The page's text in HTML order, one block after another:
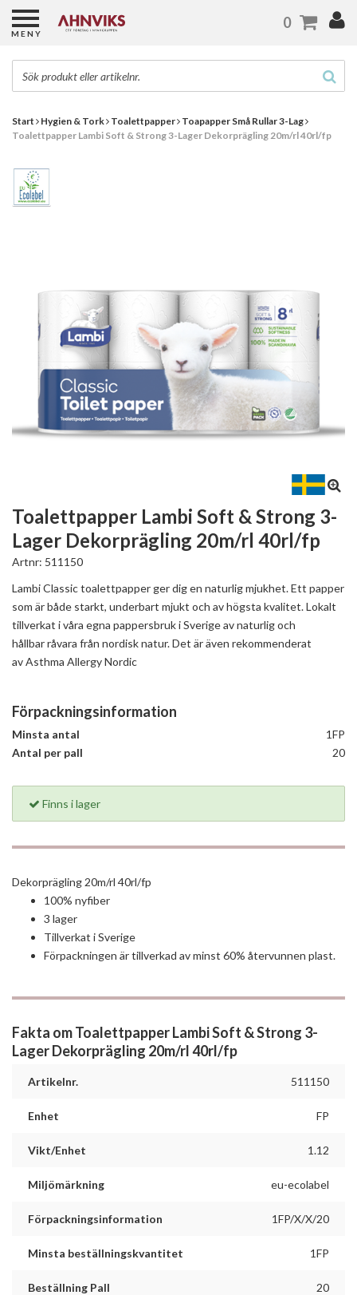
Start Hygien & Tork Toalettpapper Toapapper Små Rullar 3-Lag
Toalettpapper Lambi Soft & Strong 3-Lager Dekorprägling 20m/rl 40rl/fp
Toalettpapper Lambi Soft & Strong 3-
Lager Dekorprägling 20m/rl 40rl/fp
Artnr: 511150
Lambi Classic toalettpapper ger dig en naturlig mjukhet. Ett papper
som är både starkt, underbart mjukt och av högsta kvalitet. Lokalt
tillverkat i våra egna pappersbruk i Sverige av naturlig och
hållbar råvara från nordisk natur. Det är även rekommenderat
av Asthma Allergy Nordic
Förpackningsinformation
Minsta antal
1FP
Antal per pall
20
Finns i lager
Dekorprägling 20m/rl 40rl/fp
100% nyfiber
3 lager
Tillverkat i Sverige
Förpackningen är tillverkad av minst 60% återvunnen plast.
Fakta om Toalettpapper Lambi Soft & Strong 3-
Lager Dekorprägling 20m/rl 40rl/fp
Artikelnr. 511150
Enhet FP
Vikt/Enhet 1.12
Miljömärkning eu-ecolabel
Förpackningsinformation 1FP/X/X/20
Minsta beställningskvantitet 1FP
Beställning Pall 20
MENY
0